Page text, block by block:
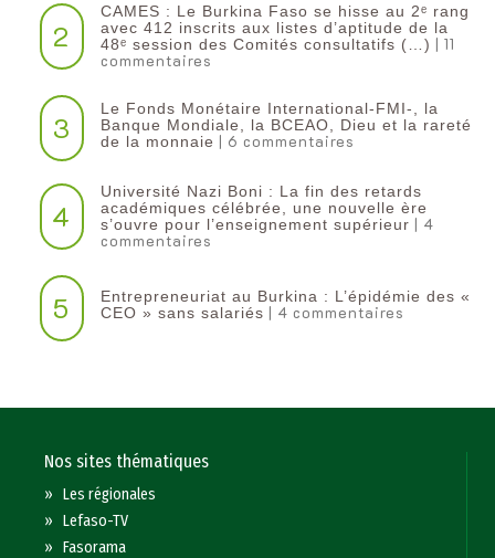
2
CAMES : Le Burkina Faso se hisse au 2ᵉ rang
avec 412 inscrits aux listes d’aptitude de la
48ᵉ session des Comités consultatifs (…) | 11
commentaires
3
Le Fonds Monétaire International-FMI-, la
Banque Mondiale, la BCEAO, Dieu et la rareté
de la monnaie | 6 commentaires
4
Université Nazi Boni : La fin des retards
académiques célébrée, une nouvelle ère
s’ouvre pour l’enseignement supérieur | 4
commentaires
5
Entrepreneuriat au Burkina : L’épidémie des «
CEO » sans salariés | 4 commentaires
Nos sites thématiques
»Les régionales
»Lefaso-TV
»Fasorama